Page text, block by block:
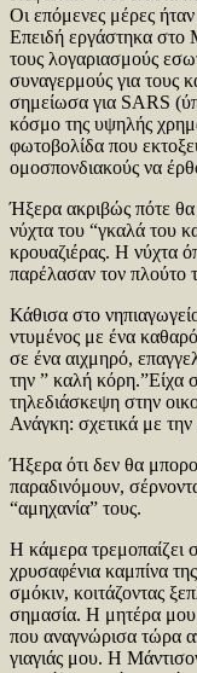
Οι επόμενες μέρες
Επειδή εργάστηκα
τους λογαριασμούς
συναγερμούς για τους
σημείωσα για SARS
κόσμο της υψηλής
φωτοβολίδα που
ομοσπονδιακούς να
Ήξερα ακριβώς πότε θα
νύχτα του “γκαλά του
κρουαζιέρας. Η νύχτα
παρέλασαν τον πλούτο
Κάθισα στο
ντυμένος με ένα
σε ένα αιχμηρό,
την ” καλή κόρη.”Είχα
τηλεδιάσκεψη στην
Ανάγκη: σχετικά με
Ήξερα ότι δεν θα
παραδινόμουν,
“αμηχανία” τους.
Η κάμερα τρεμοπαίζει
χρυσαφένια καμπίνα
σμόκιν, κοιτάζοντας
σημασία. Η μητέρα μου
που αναγνώρισα τώρα
γιαγιάς μου. Η